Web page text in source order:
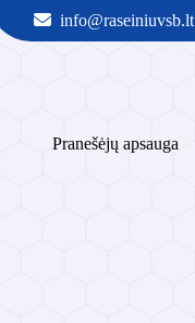
info@raseiniuvsb.lt
Pranešėjų apsauga